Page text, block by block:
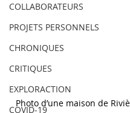
COLLABORATEURS
PROJETS PERSONNELS
CHRONIQUES
CRITIQUES
EXPLORACTION
COVID-19
Photo d’une maison de